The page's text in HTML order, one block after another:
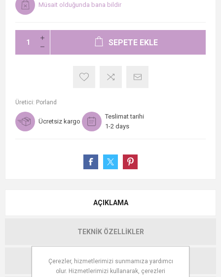
Müsait olduğunda bana bildir
SEPETE EKLE
Üretici: Porland
Ücretsiz kargo
Teslimat tarihi
1-2 days
AÇIKLAMA
TEKNIK ÖZELLIKLER
YORUMLAR
Çerezler, hizmetlerimizi sunmamıza yardımcı
olur. Hizmetlerimizi kullanarak, çerezleri